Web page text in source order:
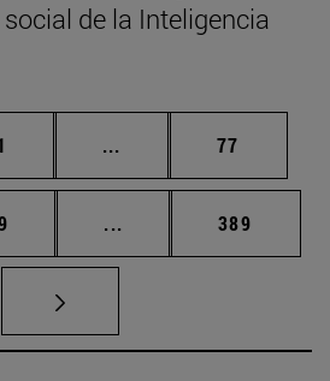
de la Inteligencia
... Páginas intermedias
Página
77
... Páginas intermedias
Página
389